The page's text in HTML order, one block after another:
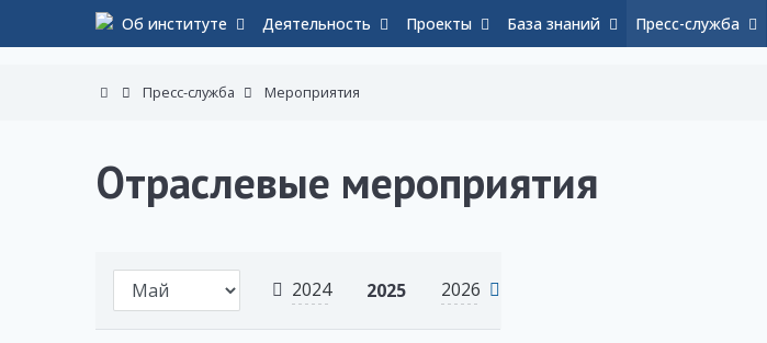
Об институте Деятельность Проекты База знаний Пресс-служба
Пресс-служба Мероприятия
Отраслевые мероприятия
2024 2025 2026